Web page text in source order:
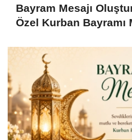
Bayram Mesajı
Özel Kurban Bayramı